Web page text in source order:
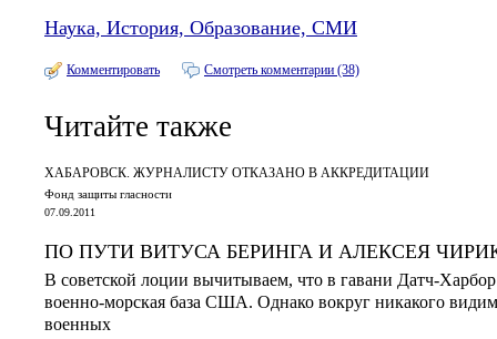
Наука, История, Образование, СМИ
Комментировать Смотреть комментарии (38)
Читайте также
ХАБАРОВСК. ЖУРНАЛИСТУ ОТКАЗАНО В АККРЕДИТАЦИИ
Фонд защиты гласности
07.09.2011
ПО ПУТИ ВИТУСА БЕРИНГА И АЛЕКСЕЯ
В советской лоции вычитываем, что в гавани Датч-Харбор
военно-морская база США. Однако вокруг никакого
военных